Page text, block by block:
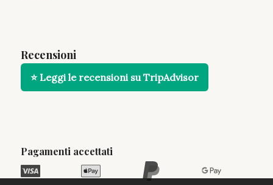
Recensioni
⭐ Leggi le recensioni su TripAdvisor
Pagamenti accettati